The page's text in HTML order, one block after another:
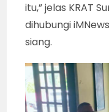
itu,” jelas KRAT
dihubungi
siang.